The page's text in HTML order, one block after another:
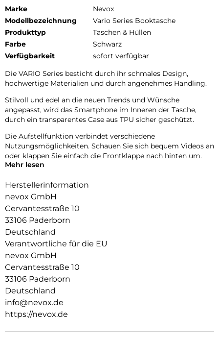
Marke
Nevox
Modellbezeichnung
Vario Series Booktasche
Produkttyp
Taschen & Hüllen
Farbe
Schwarz
Verfügbarkeit
sofort verfügbar
Die VARIO Series besticht durch ihr schmales Design,
hochwertige Materialien und durch angenehmes Handling.
Stilvoll und edel an die neuen Trends und Wünsche
angepasst, wird das Smartphone im Inneren der Tasche,
durch ein transparentes Case aus TPU sicher geschützt.
Die Aufstellfunktion verbindet verschiedene
Nutzungsmöglichkeiten. Schauen Sie sich bequem Videos an
oder klappen Sie einfach die Frontklappe nach hinten um.
Bedienung kinderleicht und die Schutzhülle öffnet sich nicht
ungewollt.
Beim Umklappen der Frontklappe wird diese ebenfalls durch
die Magneten auf der Rückseite fixiert, somit ist ein
bequemes Telefonieren und Bedienen sichergestellt.
Mehr lesen
Herstellerinformation
nevox GmbH
Cervantesstraße 10
33106 Paderborn
Deutschland
Verantwortliche für die EU
nevox GmbH
Cervantesstraße 10
33106 Paderborn
Deutschland
info@nevox.de
https://nevox.de